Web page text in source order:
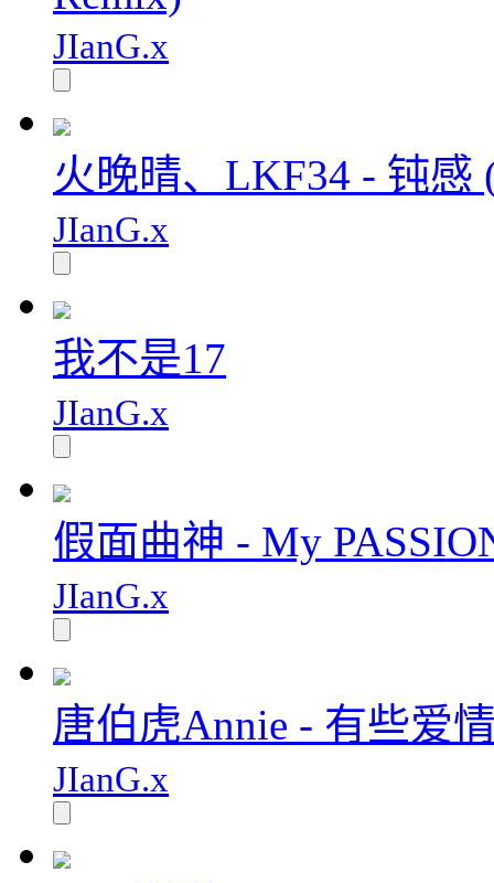
JIanG.x
火晚晴、LKF34 - 钝感
JIanG.x
我不是17
JIanG.x
假面曲神 - My
JIanG.x
唐伯虎Annie - 有些爱
JIanG.x